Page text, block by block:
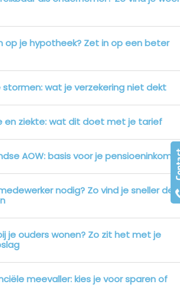
op je hypotheek? Zet in op een beter
stormen: wat je verzekering niet dekt
en ziekte: wat dit doet met je tarief
AOW: basis voor je
nodig? Zo vind je sneller de
je ouders wonen? Zo zit het met je
meevaller: kies je voor sparen of